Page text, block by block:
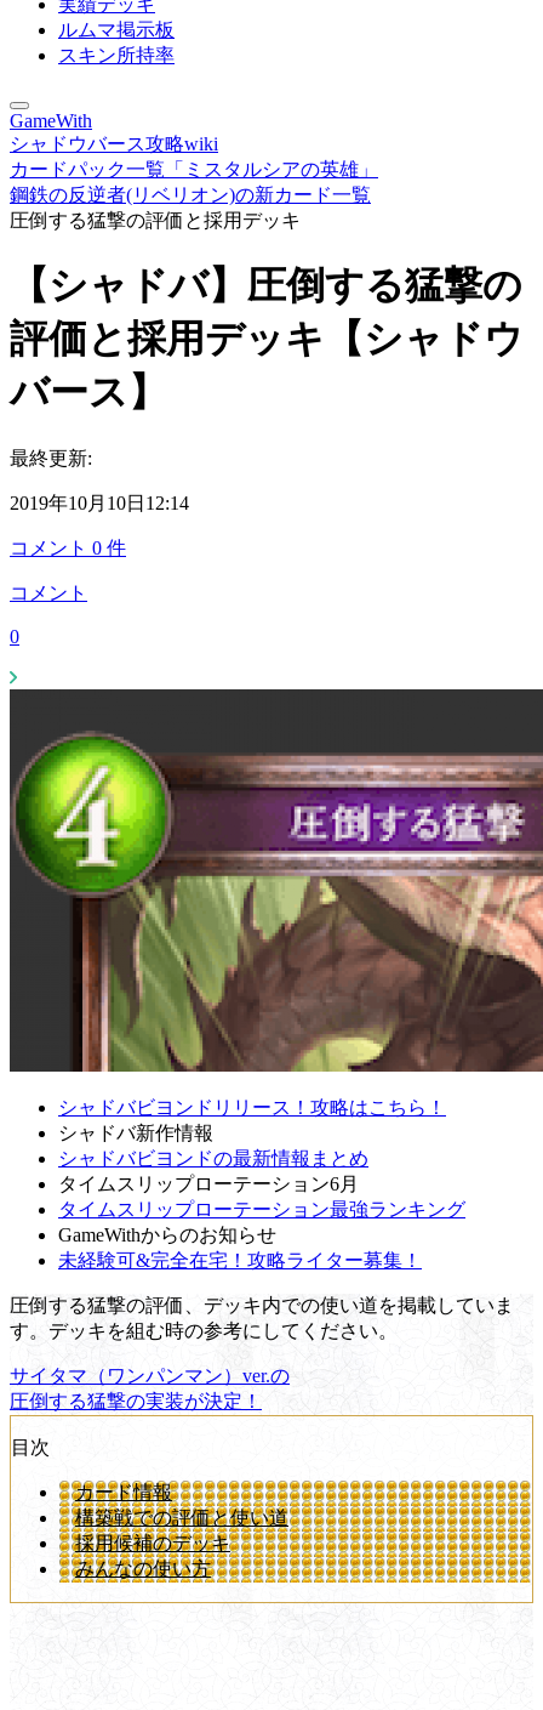
実績デッキ
ルムマ掲示板
スキン所持率
GameWith
シャドウバース攻略wiki
カードパック一覧「ミスタルシアの英雄」
鋼鉄の反逆者(リベリオン)の新カード一覧
圧倒する猛撃の評価と採用デッキ
【シャドバ】圧倒する猛撃の
評価と採用デッキ【シャドウ
バース】
最終更新:
2019年10月10日12:14
コメント 0 件
コメント
0
シャドバビヨンドリリース！攻略はこちら！
シャドバ新作情報
シャドバビヨンドの最新情報まとめ
タイムスリップローテーション6月
タイムスリップローテーション最強ランキング
GameWithからのお知らせ
未経験可&完全在宅！攻略ライター募集！
圧倒する猛撃の評価、デッキ内での使い道を掲載していま
す。デッキを組む時の参考にしてください。
サイタマ（ワンパンマン）ver.の
圧倒する猛撃の実装が決定！
目次
カード情報
構築戦での評価と使い道
採用候補のデッキ
みんなの使い方